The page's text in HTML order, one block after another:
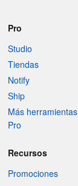
Pro
Studio
Tiendas
Notify
Ship
Más herramientas
Pro
Recursos
Promociones